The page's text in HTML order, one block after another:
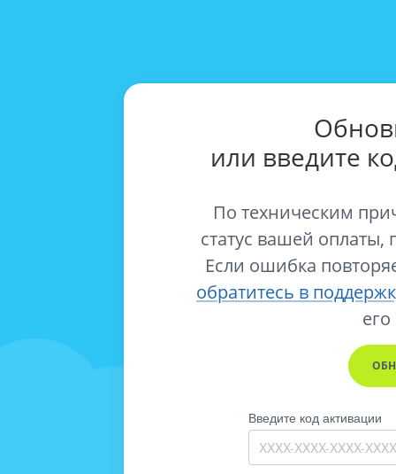
или введите
По техническим
статус вашей оплаты,
Если ошибка
обратитесь в
его
Введите код активации